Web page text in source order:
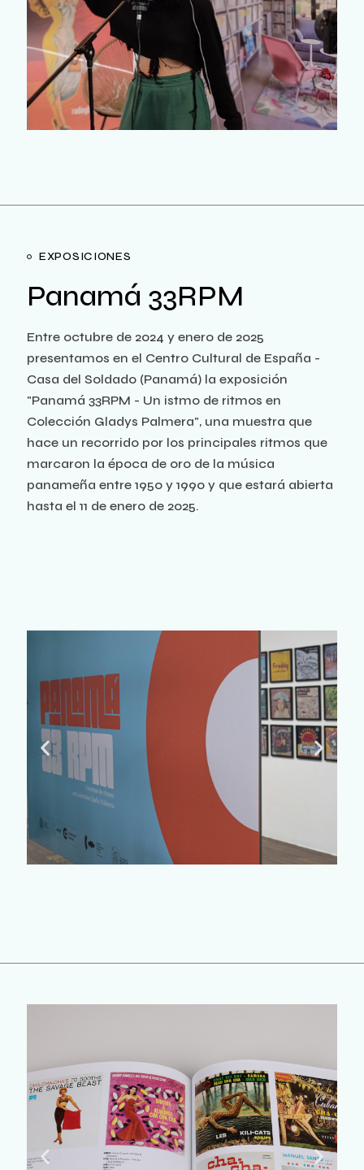
EXPOSICIONES
Panamá 33RPM
Entre octubre de 2024 y enero de 2025
presentamos en el Centro Cultural de España -
Casa del Soldado (Panamá) la exposición
"Panamá 33RPM - Un istmo de ritmos en
Colección Gladys Palmera", una muestra que
hace un recorrido por los principales ritmos que
marcaron la época de oro de la música
panameña entre 1950 y 1990 y que estará abierta
hasta el 11 de enero de 2025.